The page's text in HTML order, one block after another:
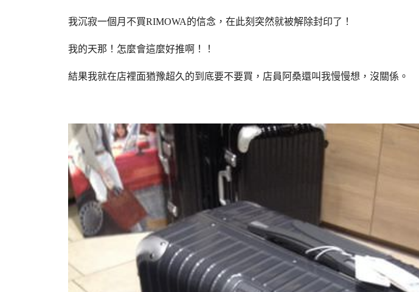
我沉寂一個月不買RIMOWA的信念，在此刻突然就被解除封印了！
我的天那！怎麼會這麼好推啊！！
結果我就在店裡面猶豫超久的到底要不要買，店員阿桑還叫我慢慢想，沒關係。